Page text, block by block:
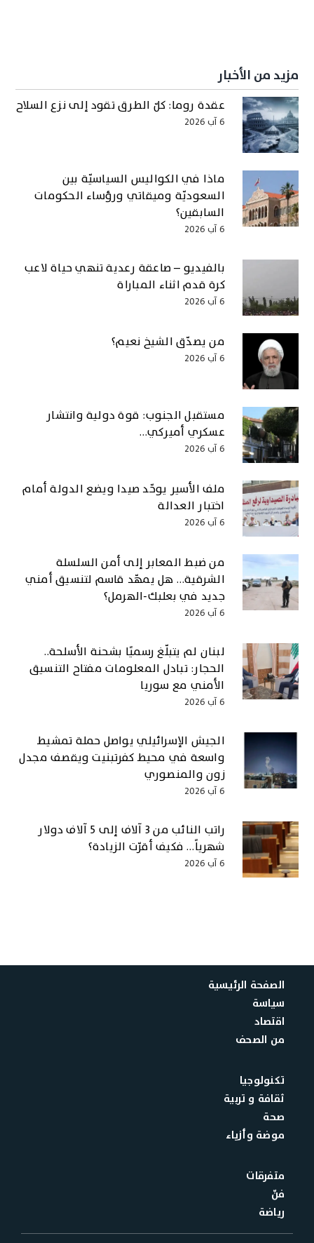
مزيد من الأخبار
عقدة روما: كلّ الطرق تقود إلى نزع السلاح
6 آب 2026
ماذا في الكواليس السياسيّة بين
السعوديّة وميقاتي ورؤساء الحكومات
السابقين؟
6 آب 2026
بالفيديو – صاعقة رعدية تنهي حياة لاعب
كرة قدم اثناء المباراة
6 آب 2026
من يصدّق الشيخ نعيم؟
6 آب 2026
مستقبل الجنوب: قوة دولية وانتشار
عسكري أميركي…
6 آب 2026
ملف الأسير يوحّد صيدا ويضع الدولة أمام
اختبار العدالة
6 آب 2026
من ضبط المعابر إلى أمن السلسلة
الشرقية… هل يمهّد قاسم لتنسيق أمني
جديد في بعلبك-الهرمل؟
6 آب 2026
لبنان لم يتبلّغ رسميًا بشحنة الأسلحة..
الحجار: تبادل المعلومات مفتاح التنسيق
الأمني مع سوريا
6 آب 2026
الجيش الإسرائيلي يواصل حملة تمشيط
واسعة في محيط كفرتبنيت ويقصف مجدل
زون والمنصوري
6 آب 2026
راتب النائب من 3 آلاف إلى 5 آلاف دولار
شهرياً… فكيف أقرّت الزيادة؟
6 آب 2026
الصفحة الرئيسية
سياسة
اقتصاد
من الصحف
تكنولوجيا
ثقافة و تربية
صحة
موضة وأزياء
متفرقات
فنّ
رياضة